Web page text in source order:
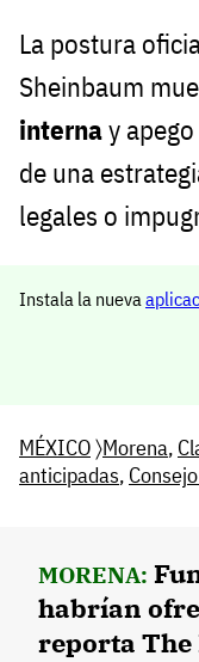
La postura
Sheinbaum
internay
de una
legales o
Instala la nueva
MÉXICO〉Morena,
anticipadas,
MORENA:
habrían
reporta The